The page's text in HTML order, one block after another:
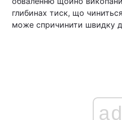
глибинах тиск, що
може спричинити швидку
ad